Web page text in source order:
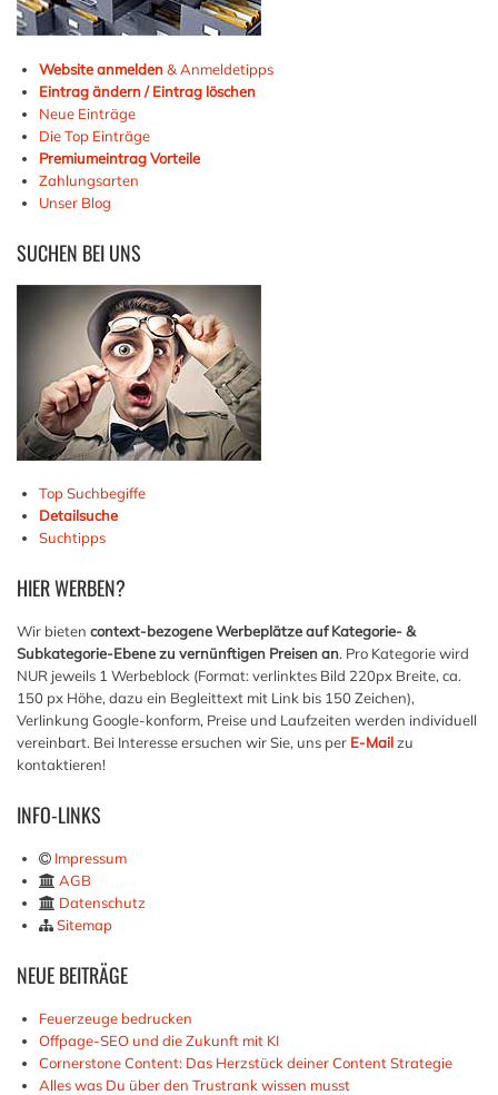
Website anmelden& Anmeldetipps
Eintrag ändern / Eintrag löschen
Neue Einträge
Die Top Einträge
Premiumeintrag Vorteile
Zahlungsarten
Unser Blog
SUCHEN BEI UNS
Top Suchbegiffe
Detailsuche
Suchtipps
HIERWERBEN?
Wir bieten context-bezogene Werbeplätze auf Kategorie- &
Subkategorie-Ebene zu vernünftigen Preisen an. Pro Kategorie wird
NUR jeweils 1 Werbeblock (Format: verlinktes Bild 220px Breite, ca.
150 px Höhe, dazu ein Begleittext mit Link bis 150 Zeichen),
Verlinkung Google-konform, Preise und Laufzeiten werden individuell
vereinbart. Bei Interesse ersuchen wir Sie, uns per E-Mailzu
kontaktieren!
INFO-LINKS
Impressum
AGB
Datenschutz
Sitemap
NEUEBEITRÄGE
Feuerzeuge bedrucken
Offpage-SEO und die Zukunft mit KI
Cornerstone Content: Das Herzstück deiner Content Strategie
Alles was Du über den Trustrank wissen musst